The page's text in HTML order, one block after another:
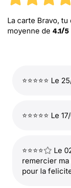
La carte Bravo,
moyenne de 4.1/5
⭐⭐⭐⭐⭐ Le
⭐⭐⭐⭐⭐ Le
⭐⭐⭐⭐
Le
remercier
pour la